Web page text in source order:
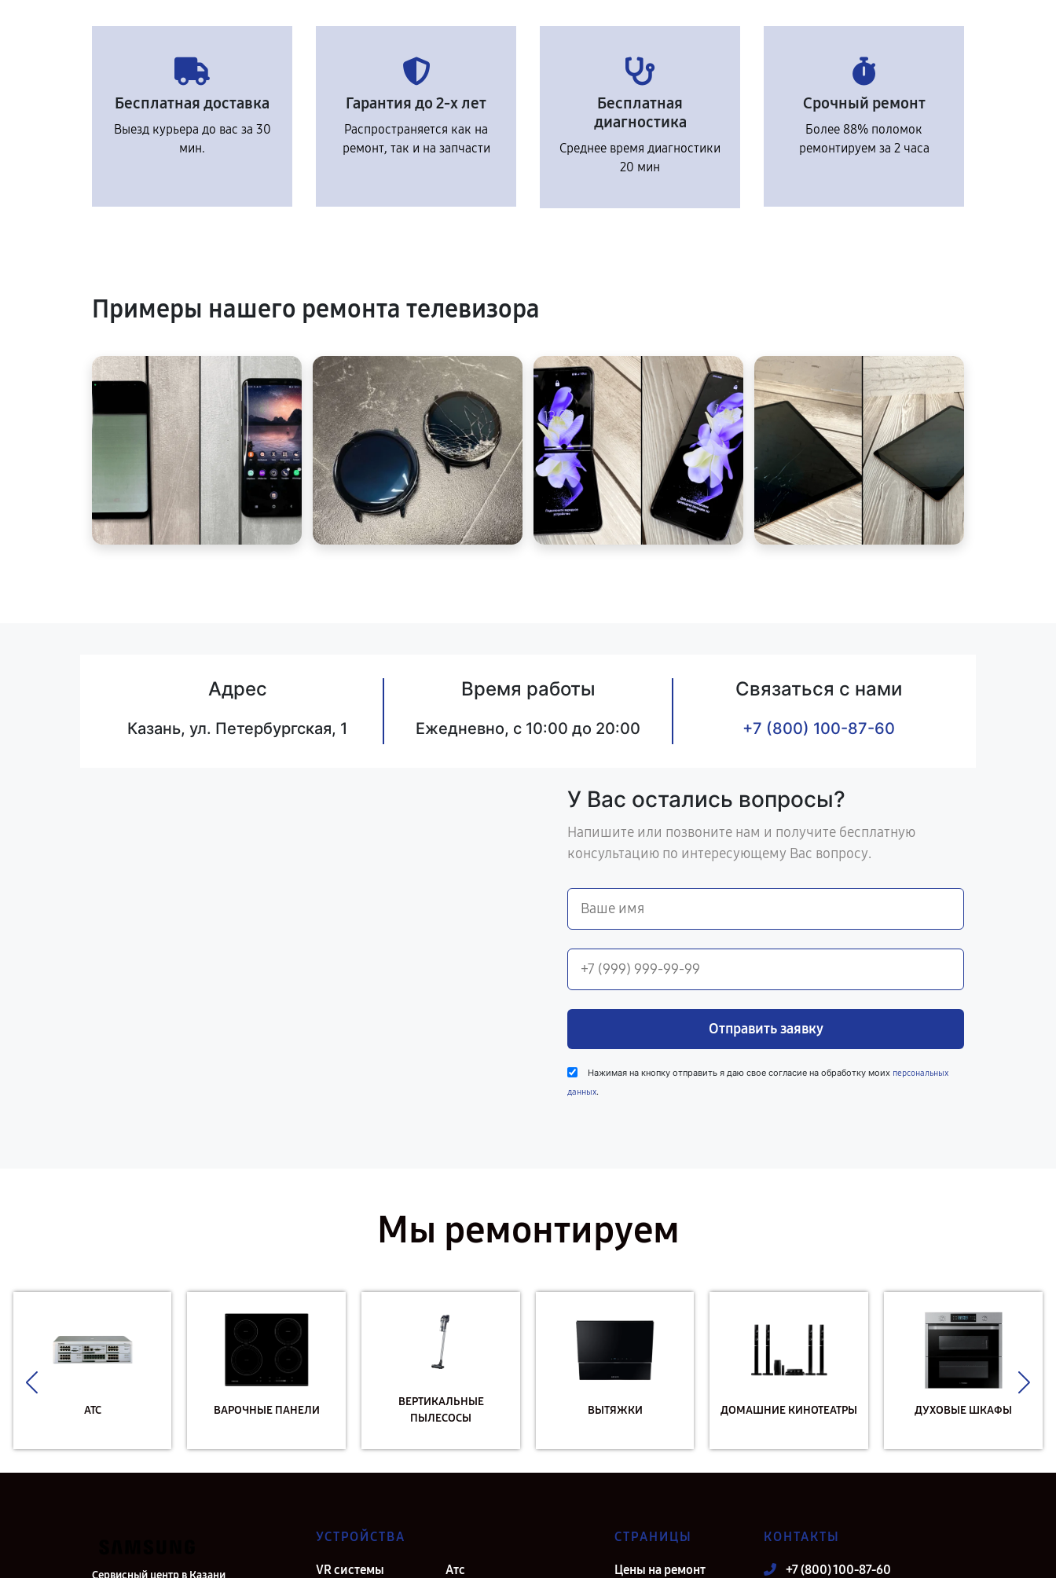
Бесплатная доставка
Выезд курьера до вас за 30
мин.
Гарантия до 2-х лет
Распространяется как на
ремонт, так и на запчасти
Бесплатная
диагностика
Среднее время диагностики
20 мин
Срочный ремонт
Более 88% поломок
ремонтируем за 2 часа
Примеры нашего ремонта телевизора
Адрес
Казань, ул. Петербургская, 1
Время работы
Ежедневно, с 10:00 до 20:00
Связаться с нами
+7 (800) 100-87-60
У Вас остались вопросы?
Напишите или позвоните нам и получите бесплатную
консультацию по интересующему Вас вопросу.
Отправить заявку
Нажимая на кнопку отправить я даю свое согласие на обработку моих персональных
данных.
Мы ремонтируем
АТС ВАРОЧНЫЕ ПАНЕЛИ
ВЕРТИКАЛЬНЫЕ
ПЫЛЕСОСЫ
ВЫТЯЖКИ ДОМАШНИЕ КИНОТЕАТРЫ ДУХОВЫЕ ШКАФЫ
Сервисный центр в Казани
УСТРОЙСТВА
VR системы Атс
СТРАНИЦЫ
Цены на ремонт
КОНТАКТЫ
+7 (800) 100-87-60